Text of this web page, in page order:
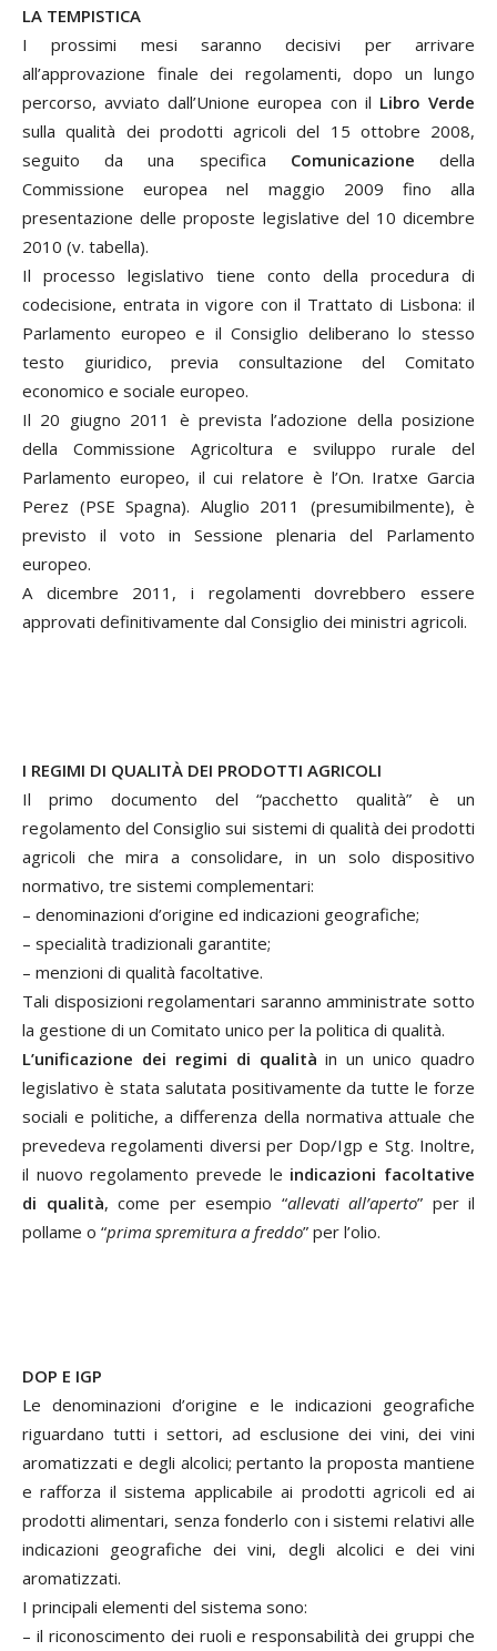
LA TEMPISTICA
I prossimi mesi saranno decisivi per arrivare
all’approvazione finale dei regolamenti, dopo un lungo
percorso, avviato dall’Unione europea con il Libro Verde
sulla qualità dei prodotti agricoli del 15 ottobre 2008,
seguito da una specifica Comunicazione della
Commissione europea nel maggio 2009 fino alla
presentazione delle proposte legislative del 10 dicembre
2010 (v. tabella).
Il processo legislativo tiene conto della procedura di
codecisione, entrata in vigore con il Trattato di Lisbona: il
Parlamento europeo e il Consiglio deliberano lo stesso
testo giuridico, previa consultazione del Comitato
economico e sociale europeo.
Il 20 giugno 2011 è prevista l’adozione della posizione
della Commissione Agricoltura e sviluppo rurale del
Parlamento europeo, il cui relatore è l’On. Iratxe Garcia
Perez (PSE Spagna). Aluglio 2011 (presumibilmente), è
previsto il voto in Sessione plenaria del Parlamento
europeo.
A dicembre 2011, i regolamenti dovrebbero essere
approvati definitivamente dal Consiglio dei ministri agricoli.
I REGIMI DI QUALITÀ DEI PRODOTTI AGRICOLI
Il primo documento del “pacchetto qualità” è un
regolamento del Consiglio sui sistemi di qualità dei prodotti
agricoli che mira a consolidare, in un solo dispositivo
normativo, tre sistemi complementari:
– denominazioni d’origine ed indicazioni geografiche;
– specialità tradizionali garantite;
– menzioni di qualità facoltative.
Tali disposizioni regolamentari saranno amministrate sotto
la gestione di un Comitato unico per la politica di qualità.
L’unificazione dei regimi di qualità in un unico quadro
legislativo è stata salutata positivamente da tutte le forze
sociali e politiche, a differenza della normativa attuale che
prevedeva regolamenti diversi per Dop/Igp e Stg. Inoltre,
il nuovo regolamento prevede le indicazioni facoltative
di qualità, come per esempio “allevati all’aperto” per il
pollame o “prima spremitura a freddo” per l’olio.
DOP E IGP
Le denominazioni d’origine e le indicazioni geografiche
riguardano tutti i settori, ad esclusione dei vini, dei vini
aromatizzati e degli alcolici; pertanto la proposta mantiene
e rafforza il sistema applicabile ai prodotti agricoli ed ai
prodotti alimentari, senza fonderlo con i sistemi relativi alle
indicazioni geografiche dei vini, degli alcolici e dei vini
aromatizzati.
I principali elementi del sistema sono:
– il riconoscimento dei ruoli e responsabilità dei gruppi che